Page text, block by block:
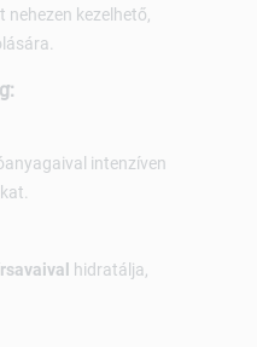
kezelhető,
intenzíven
hidratálja,